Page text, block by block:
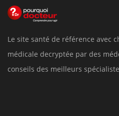
Le site santé de référence avec
médicale decryptée par des
conseils des meilleurs